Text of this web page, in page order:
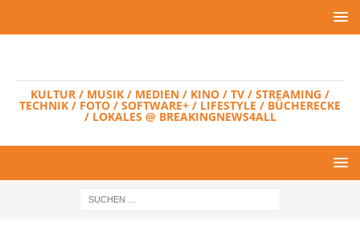
KULTUR / MUSIK / MEDIEN / KINO / TV / STREAMING /
TECHNIK / FOTO / SOFTWARE+ / LIFESTYLE / BÜCHERECKE
/ LOKALES @ BREAKINGNEWS4ALL